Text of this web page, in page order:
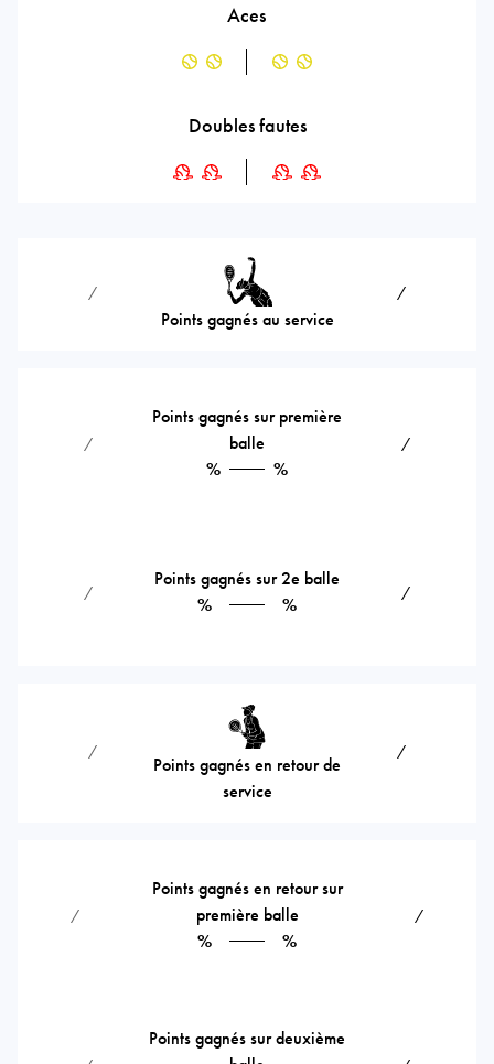
Aces
Doubles fautes
⁄
Points gagnés au service
⁄
⁄
Points gagnés sur première
balle
%
%
⁄
⁄
Points gagnés sur 2e balle
%
% ⁄
⁄
Points gagnés en retour de
service
⁄
⁄
Points gagnés en retour sur
première balle
%
%
⁄
Points gagnés sur deuxième